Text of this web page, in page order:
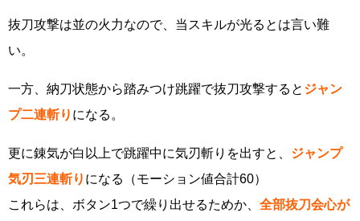
抜刀攻撃は並の火力なので、当スキルが光るとは言い難
い。
一方、納刀状態から踏みつけ跳躍で抜刀攻撃すると ジャン
プ二連斬り になる。
更に錬気が白以上で跳躍中に気刃斬りを出すと、 ジャンプ
気刃三連斬り になる（モーション値合計60）
これらは、ボタン1つで繰り出せるためか、 全部抜刀会心が